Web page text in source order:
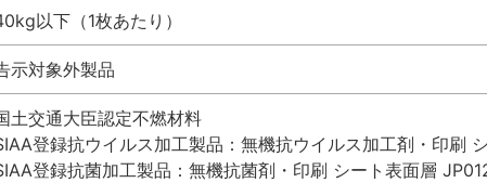
以下（1枚あたり）
示対象外製品
土交通大臣認定不燃材料
登録抗ウイルス加工製品：無機抗ウイルス加工剤・印刷
登録抗菌加工製品：無機抗菌剤・印刷 シート表面層